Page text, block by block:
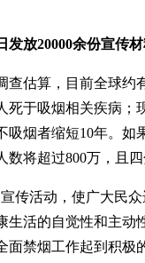
放20000余份宣传材
估算，目前全球约
死于吸烟相关疾病；
吸烟者缩短10年。如
数将超过800万，且
活动，使广大民众
生活的自觉性和主动
面禁烟工作起到积极